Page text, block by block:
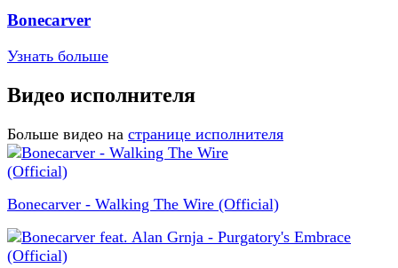
Bonecarver
Узнать больше
Видео исполнителя
Больше видео на странице исполнителя
Bonecarver - Walking The Wire (Official)